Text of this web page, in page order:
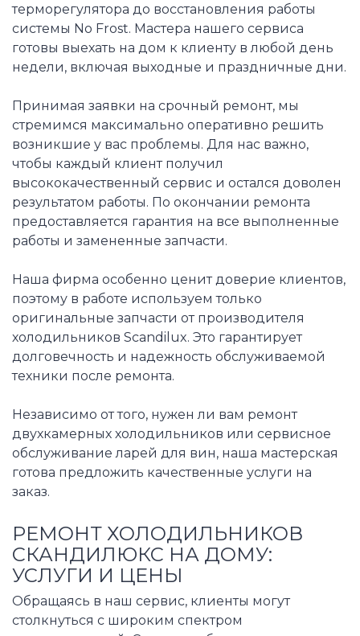
терморегулятора до восстановления работы
системы No Frost. Мастера нашего сервиса
готовы выехать на дом к клиенту в любой день
недели, включая выходные и праздничные дни.
Принимая заявки на срочный ремонт, мы
стремимся максимально оперативно решить
возникшие у вас проблемы. Для нас важно,
чтобы каждый клиент получил
высококачественный сервис и остался доволен
результатом работы. По окончании ремонта
предоставляется гарантия на все выполненные
работы и замененные запчасти.
Наша фирма особенно ценит доверие клиентов,
поэтому в работе используем только
оригинальные запчасти от производителя
холодильников Scandilux. Это гарантирует
долговечность и надежность обслуживаемой
техники после ремонта.
Независимо от того, нужен ли вам ремонт
двухкамерных холодильников или сервисное
обслуживание ларей для вин, наша мастерская
готова предложить качественные услуги на
заказ.
РЕМОНТ ХОЛОДИЛЬНИКОВ
СКАНДИЛЮКС НА ДОМУ:
УСЛУГИ И ЦЕНЫ
Обращаясь в наш сервис, клиенты могут
столкнуться с широким спектром